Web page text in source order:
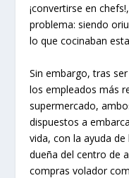
¡convertirse en
problema: siendo
lo que cocinaban
Sin embargo, tras
los empleados más
supermercado,
dispuestos a
vida, con la ayuda de
dueña del centro de
compras volador